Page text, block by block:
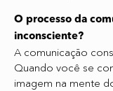
O processo da
inconsciente?
A comunicação
Quando você se
imagem na mente